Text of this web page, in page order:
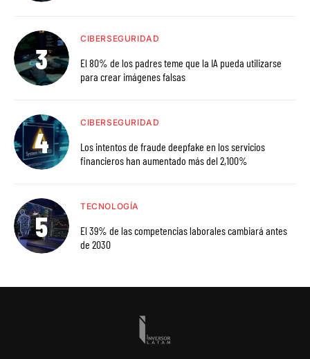
CIBERSEGURIDAD
El 80% de los padres teme que la IA pueda utilizarse
para crear imágenes falsas
CIBERSEGURIDAD
Los intentos de fraude deepfake en los servicios
financieros han aumentado más del 2,100%
TECNOLOGÍA
El 39% de las competencias laborales cambiará antes
de 2030